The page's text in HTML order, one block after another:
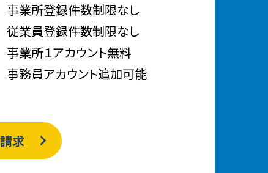
事業所登録件数制限なし
従業員登録件数制限なし
事業所１アカウント無料
事務員アカウント追加可能
求